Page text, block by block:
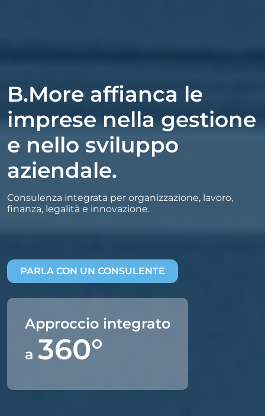
B.More affianca le
imprese nella gestione
e nello sviluppo
aziendale.
Consulenza integrata per organizzazione, lavoro,
finanza, legalità e innovazione.
PARLA CON UN CONSULENTE
Approccio integrato
a 360°